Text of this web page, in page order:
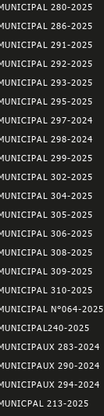
280-2025
286-2025
291-2025
292-2025
293-2025
295-2025
297-2024
298-2024
299-2025
302-2025
304-2025
305-2025
306-2025
308-2025
309-2025
310-2025
N°064-2025
2025
283-2024
290-2024
294-2024
213-2025